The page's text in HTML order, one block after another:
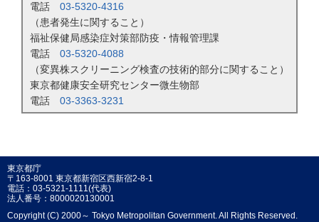
電話 03-5320-4316
（患者発生に関すること）
福祉保健局感染症対策部防疫・情報管理課
電話 03-5320-4088
（変異株スクリーニング検査の技術的部分に関すること）
東京都健康安全研究センター微生物部
電話 03-3363-3231
東京都庁
〒163-8001 東京都新宿区西新宿2-8-1
電話：03-5321-1111(代表)
法人番号：8000020130001
Copyright (C) 2000～ Tokyo Metropolitan Government. All Rights Reserved.